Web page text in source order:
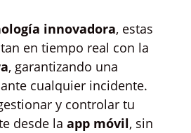
innovadora, estas
en tiempo real con la
, garantizando una
cualquier incidente.
y controlar tu
desde la app móvil, sin